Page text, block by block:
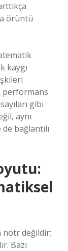
örüntü
kaygı
performans
gibi
aynı
bağlantılı
nötr değildir;
Bazı